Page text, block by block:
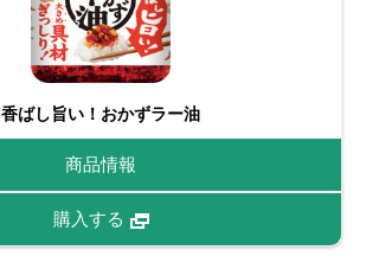
香ばし旨い！おかずラー油
商品情報
購入する